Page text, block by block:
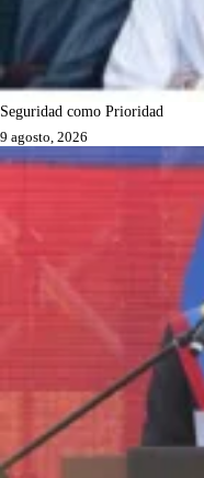
Seguridad como Prioridad
9 agosto, 2026